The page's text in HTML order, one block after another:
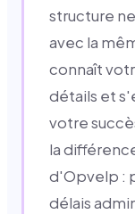
structure
avec la
connaît
détails et
votre
la
d'Opvelp :
délais